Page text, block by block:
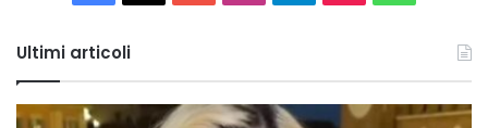
Ultimi articoli